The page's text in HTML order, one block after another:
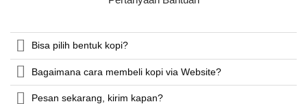
Bisa pilih bentuk kopi?
Bagaimana cara membeli kopi via Website?
Pesan sekarang, kirim kapan?